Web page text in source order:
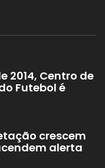
2014, Centro de
Futebol é
crescem
alerta